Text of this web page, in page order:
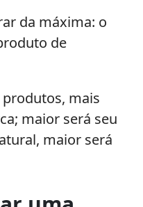
da máxima: o
de
mais
maior será seu
maior será